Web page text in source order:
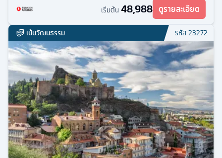
เริ่มต้น 48,988 ดูรายละเอียด
เน้นวัฒนธรรม รหัส23272